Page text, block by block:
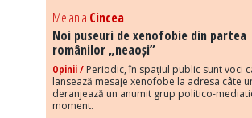
Melania Cincea
Noi puseuri de xenofobie din partea
românilor „neaoși”
Opinii / Periodic, în spațiul public sunt voci
lansează mesaje xenofobe la adresa câte
deranjează un anumit grup politico-
moment.